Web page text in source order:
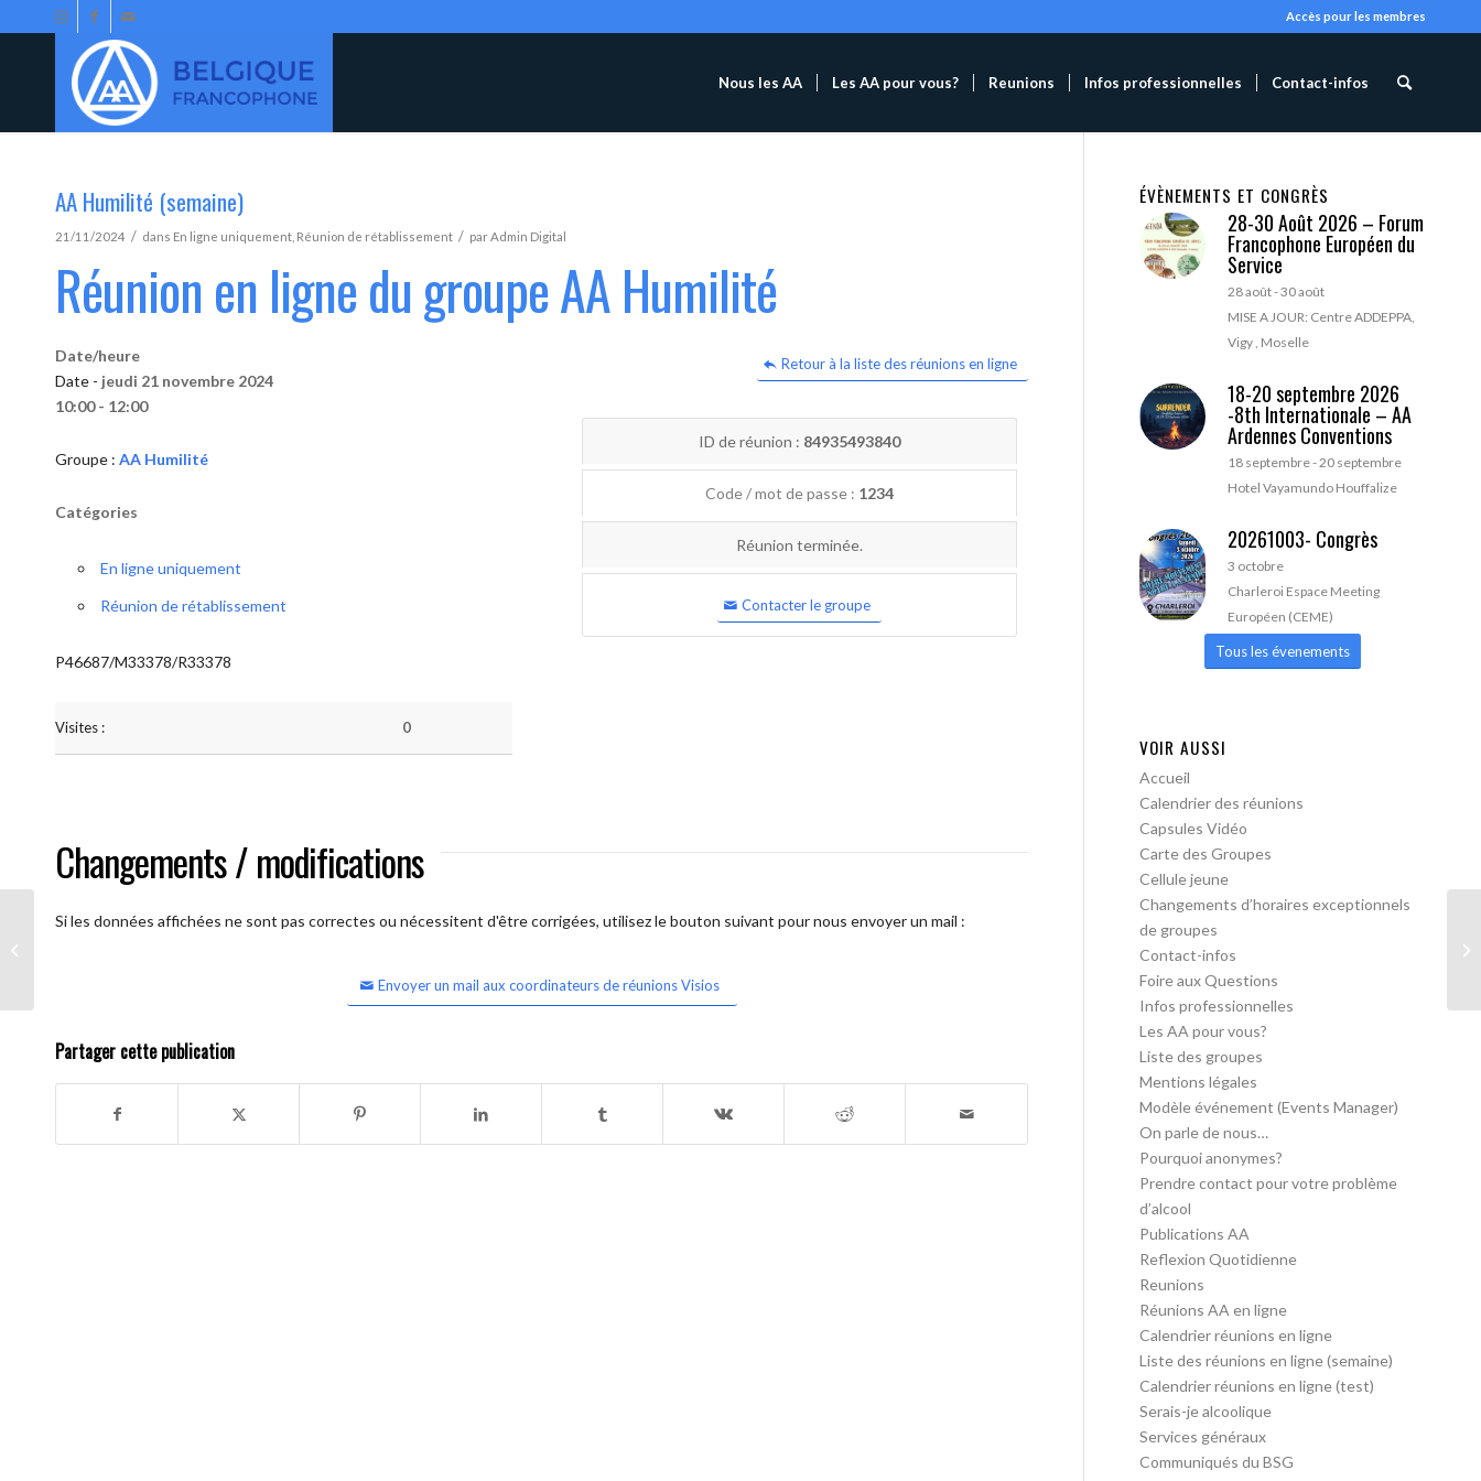
Accès pour les membres
Nous les AA Les AA pour vous? Reunions Infos professionnelles Contact-infos
AA Humilité (semaine)
21/11/2024 / dans En ligne uniquement Réunion de rétablissement / parAdmin Digital
Réunion en ligne du groupe AA Humilité
Retour à la liste des réunions en ligne
Date/heure
Date - jeudi 21 novembre 2024
10:00 - 12:00
Groupe : AA Humilité
Catégories
En ligne uniquement
Réunion de rétablissement
P46687/M33378/R33378
Visites : 0
ID de réunion : 84935493840
Code / mot de passe : 1234
Réunion terminée.
Contacter le groupe
Changements / modifications
Si les données affichées ne sont pas correctes ou nécessitent d'être corrigées, utilisez le bouton suivant pour nous envoyer un mail :
Envoyer un mail aux coordinateurs de réunions Visios
Partager cette publication
ÉVÈNEMENTS ET CONGRÈS
28-30 Août 2026 – Forum
Francophone Européen du
Service
28 août-30 août
MISE A JOUR: Centre ADDEPPA,
Vigy , Moselle
18-20 septembre 2026
-8th Internationale – AA
Ardennes Conventions
18 septembre-20 septembre
Hotel Vayamundo Houffalize
20261003- Congrès
3 octobre
Charleroi Espace Meeting
Européen (CEME)
Tous les évenements
VOIR AUSSI
Accueil
Calendrier des réunions
Capsules Vidéo
Carte des Groupes
Cellule jeune
Changements d’horaires exceptionnels
de groupes
Contact-infos
Foire aux Questions
Infos professionnelles
Les AA pour vous?
Liste des groupes
Mentions légales
Modèle événement (Events Manager)
On parle de nous…
Pourquoi anonymes?
Prendre contact pour votre problème
d’alcool
Publications AA
Reflexion Quotidienne
Reunions
Réunions AA en ligne
Calendrier réunions en ligne
Liste des réunions en ligne (semaine)
Calendrier réunions en ligne (test)
Serais-je alcoolique
Services généraux
Communiqués du BSG